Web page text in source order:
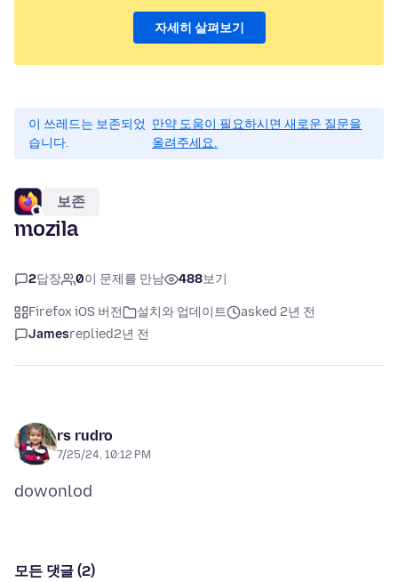
자세히 살펴보기
이 쓰레드는 보존되었
습니다.
만약 도움이 필요하시면 새로운 질문을
올려주세요.
보존
mozila
2답장 0이 문제를 만남 488보기
Firefox iOS 버전 설치와 업데이트
asked 2년 전
Jamesreplied2년 전
rs rudro
7/25/24, 10:12 PM
모든 댓글 (2)